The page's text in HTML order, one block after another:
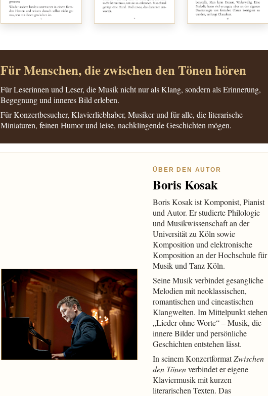
Für Menschen, die zwischen den Tönen hören
Für Leserinnen und Leser, die Musik nicht nur als Klang, sondern als Erinnerung,
Begegnung und inneres Bild erleben.
Für Konzertbesucher, Klavierliebhaber, Musiker und für alle, die literarische
Miniaturen, feinen Humor und leise, nachklingende Geschichten mögen.
ÜBER DEN AUTOR
Boris Kosak
Boris Kosak ist Komponist, Pianist
und Autor. Er studierte Philologie
und Musikwissenschaft an der
Universität zu Köln sowie
Komposition und elektronische
Komposition an der Hochschule für
Musik und Tanz Köln.
Seine Musik verbindet gesangliche
Melodien mit neoklassischen,
romantischen und cineastischen
Klangwelten. Im Mittelpunkt stehen
„Lieder ohne Worte“ – Musik, die
innere Bilder und persönliche
Geschichten entstehen lässt.
In seinem KonzertformatZwischen
den Tönenverbindet er eigene
Klaviermusik mit kurzen
literarischen Texten. Das